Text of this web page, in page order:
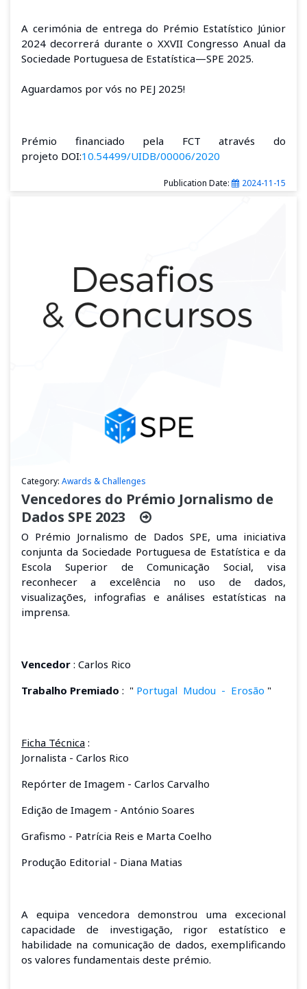
A cerimónia de entrega do Prémio Estatístico Júnior
2024 decorrerá durante o XXVII Congresso Anual da
Sociedade Portuguesa de Estatística—SPE 2025.
Aguardamos por vós no PEJ 2025!
Prémio financiado pela FCT através do
projeto DOI:10.54499/UIDB/00006/2020
Publication Date: 2024-11-15
Category: Awards & Challenges
Vencedores do Prémio Jornalismo de
Dados SPE 2023
O Prémio Jornalismo de Dados SPE, uma iniciativa
conjunta da Sociedade Portuguesa de Estatística e da
Escola Superior de Comunicação Social, visa
reconhecer a excelência no uso de dados,
visualizações, infografias e análises estatísticas na
imprensa.
Vencedor : Carlos Rico
Trabalho Premiado : " Portugal Mudou - Erosão "
Ficha Técnica :
Jornalista - Carlos Rico
Repórter de Imagem - Carlos Carvalho
Edição de Imagem - António Soares
Grafismo - Patrícia Reis e Marta Coelho
Produção Editorial - Diana Matias
A equipa vencedora demonstrou uma excecional
capacidade de investigação, rigor estatístico e
habilidade na comunicação de dados, exemplificando
os valores fundamentais deste prémio.